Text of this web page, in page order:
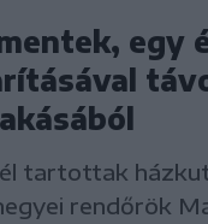
egy
tartottak
rendőrök